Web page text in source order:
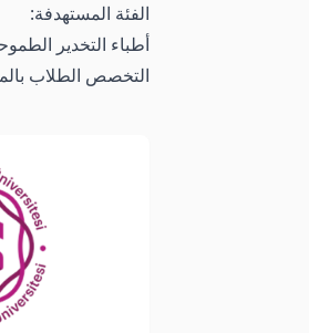
الفئة المستهدفة:
أطباء التخدير
التخصص الطلاب